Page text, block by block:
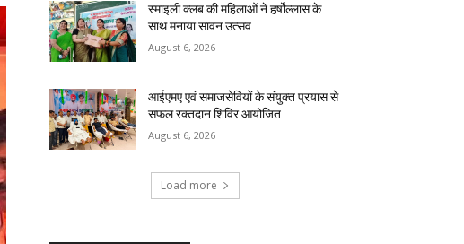
स्माइली क्लब की महिलाओं ने हर्षोल्लास के
साथ मनाया सावन उत्सव
August 6, 2026
आईएमए एवं समाजसेवियों के संयुक्त प्रयास से
सफल रक्तदान शिविर आयोजित
August 6, 2026
Load more